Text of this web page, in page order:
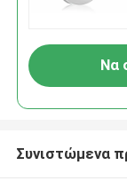
Να
Συνιστώμενα